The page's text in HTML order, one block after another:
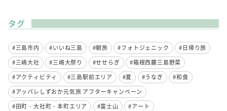
タグ
#三島市内 #いいね三島 #朝旅 #フォトジェニック
#日帰り旅
#三嶋大社
#三嶋大祭り #せせらぎ
#箱根西麓三島野菜
#アクティビティ
#三島駅前エリア #夏 #うなぎ
#和食
#アッパレしずおか元気旅 アフターキャンペーン
#田町・大社町・本町エリア
#富士山
#アート